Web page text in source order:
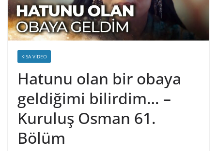
KISA VIDEO
Hatunu olan bir obaya
geldiğimi bilirdim… –
Kuruluş Osman 61.
Bölüm